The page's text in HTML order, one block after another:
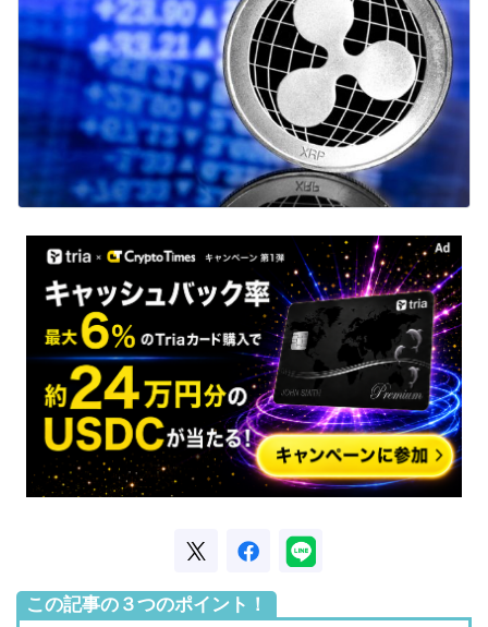
この記事の３つのポイント！